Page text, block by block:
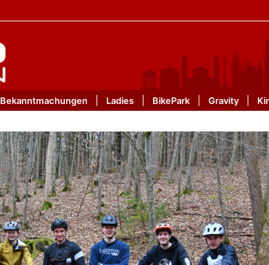
Bekanntmachungen Ladies BikePark Gravity